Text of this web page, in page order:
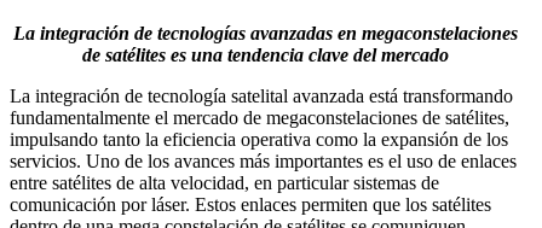
La integración de tecnologías avanzadas en megaconstelaciones
de satélites es una tendencia clave del mercado
La integración de tecnología satelital avanzada está transformando
fundamentalmente el mercado de megaconstelaciones de satélites,
impulsando tanto la eficiencia operativa como la expansión de los
servicios. Uno de los avances más importantes es el uso de enlaces
entre satélites de alta velocidad, en particular sistemas de
comunicación por láser. Estos enlaces permiten que los satélites